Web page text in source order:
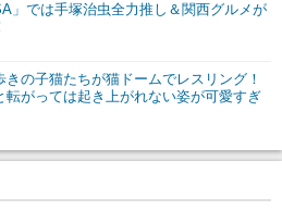
」では手塚治虫全力推し＆関西グルメが
きの子猫たちが猫ドームでレスリング！
転がっては起き上がれない姿が可愛すぎ